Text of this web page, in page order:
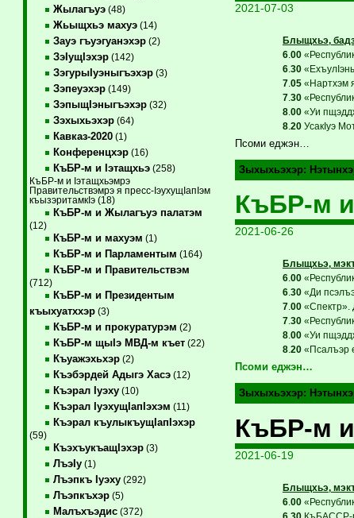
Жылагъуэ(48)
Жьыщхьэ махуэ(14)
Зауэ гъуэгуанэхэр(2)
ЗэIущIэхэр(142)
ЗэгурыIуэныгъэхэр(3)
Зэпеуэхэр(149)
ЗэпыщIэныгъэхэр(32)
Зэхыхьэхэр(64)
Кавказ-2020(1)
Конференцхэр(16)
КъБР-м и Iэтащхьэ(258)
КъБР-м и Iэтащхьэмрэ
Правительствэмрэ я пресс-IэухущIапIэм
къызэритамкIэ (18)
КъБР-м и Жылагъуэ палатэм
(12)
КъБР-м и махуэм (1)
КъБР-м и Парламентым (164)
КъБР-м и Правительствэм
(712)
КъБР-м и Президентым
къыхуатххэр(3)
КъБР-м и прокуратурэм (2)
КъБР-м щыIэ МВД-м къет(22)
Къуажэхьхэр(2)
Къэбэрдей Адыгэ Хасэ(12)
Къэрал Iуэху(10)
Къэрал IуэхущIапIэхэм (11)
Къэрал къулыкъущIапIэхэр
(59)
КъэхъукъащIэхэр(3)
ЛъэIу(1)
Лъэпкъ Iуэху(292)
Лъэпкъхэр(5)
Малъхъэдис(372)
2021-07-03
Блыщхьэ,
6.00
6.30
7.05«Нартхэм
7.30
8.00«Уи
8.20УсакIуэ
Псоми еджэн…
Зыхыхьэхэр:
КъБР-м
2021-06-26
Блыщхьэ,
6.00
6.30«Ди
7.00«Спектр».
7.30
8.00«Уи
8.20«Псалъэр
Псоми еджэн…
Зыхыхьэхэр:
КъБР-м
2021-06-19
Блыщхьэ,
6. 00